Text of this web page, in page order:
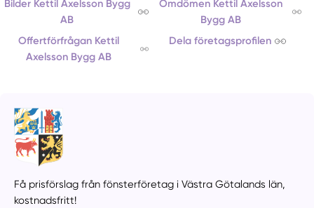
Bilder Kettil Axelsson Bygg
AB
Omdömen Kettil Axelsson
Bygg AB
Offertförfrågan Kettil
Axelsson Bygg AB
Dela företagsprofilen
Få prisförslag från fönsterföretag i Västra Götalands län,
kostnadsfritt!